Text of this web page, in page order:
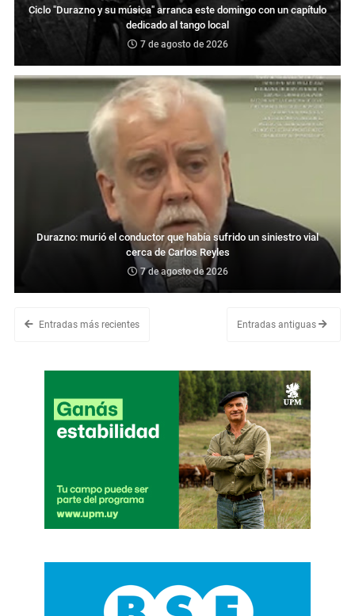
Ciclo "Durazno y su música" arranca este domingo con un capítulo
dedicado al tango local
7 de agosto de 2026
Durazno: murió el conductor que había sufrido un siniestro vial
cerca de Carlos Reyles
7 de agosto de 2026
Entradas más recientes Entradas antiguas